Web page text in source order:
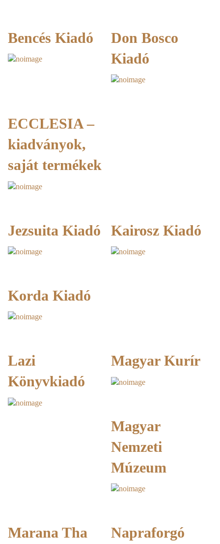
Bencés Kiadó
Don Bosco
Kiadó
ECCLESIA –
kiadványok,
saját termékek
Jezsuita Kiadó Kairosz Kiadó
Korda Kiadó
Lazi
Könyvkiadó
Magyar Kurír
Magyar
Nemzeti
Múzeum
Marana Tha
Napraforgó